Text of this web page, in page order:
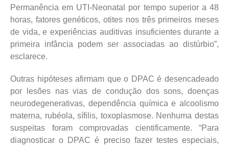
Permanência em UTI-Neonatal por tempo superior a 48
horas, fatores genéticos, otites nos três primeiros meses
de vida, e experiências auditivas insuficientes durante a
primeira infância podem ser associadas ao distúrbio”,
esclarece.
Outras hipóteses afirmam que o DPAC é desencadeado
por lesões nas vias de condução dos sons, doenças
neurodegenerativas, dependência química e alcoolismo
materna, rubéola, sífilis, toxoplasmose. Nenhuma destas
suspeitas foram comprovadas cientificamente. “Para
diagnosticar o DPAC é preciso fazer testes especiais,